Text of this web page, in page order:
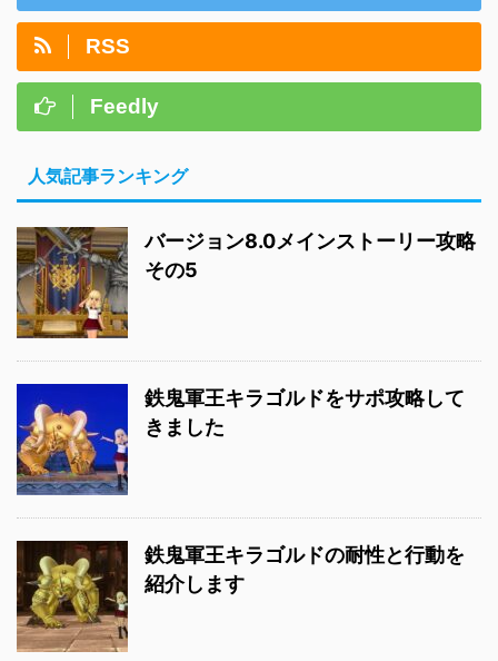
RSS
Feedly
人気記事ランキング
バージョン8.0メインストーリー攻略
その5
鉄鬼軍王キラゴルドをサポ攻略して
きました
鉄鬼軍王キラゴルドの耐性と行動を
紹介します